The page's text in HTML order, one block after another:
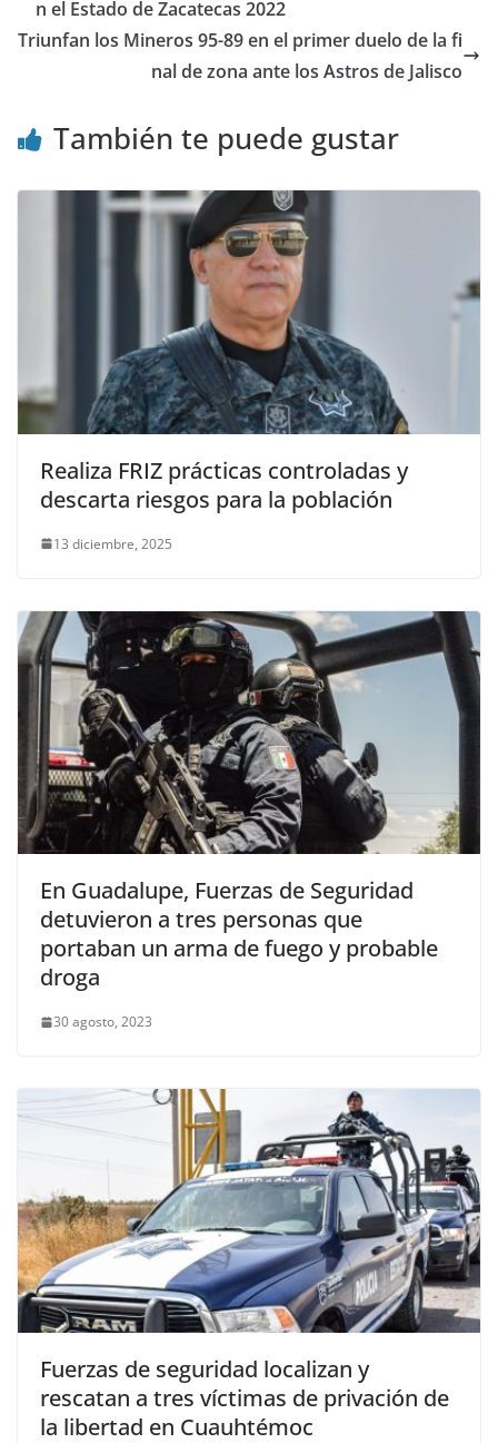
n el Estado de Zacatecas 2022
Triunfan los Mineros 95-89 en el primer duelo de la fi
nal de zona ante los Astros de Jalisco
También te puede gustar
Realiza FRIZ prácticas controladas y
descarta riesgos para la población
13 diciembre, 2025
En Guadalupe, Fuerzas de Seguridad
detuvieron a tres personas que
portaban un arma de fuego y probable
droga
30 agosto, 2023
Fuerzas de seguridad localizan y
rescatan a tres víctimas de privación de
la libertad en Cuauhtémoc